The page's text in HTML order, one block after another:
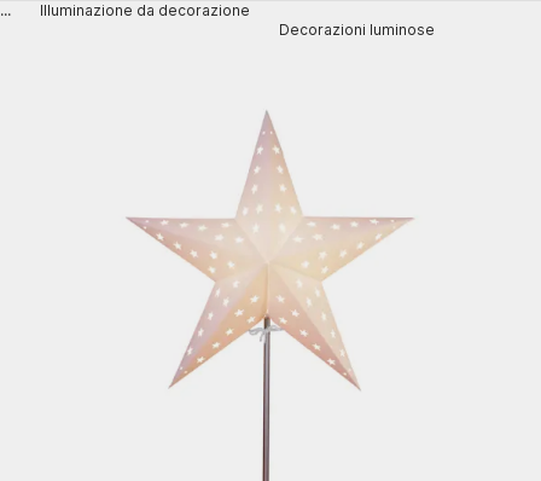
...
Illuminazione da decorazione
Decorazioni luminose